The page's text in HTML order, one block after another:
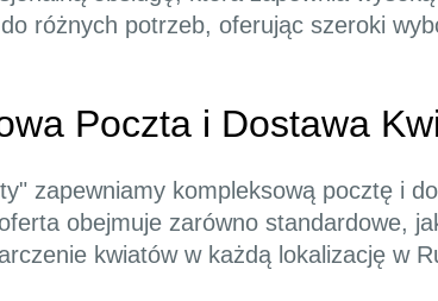
różnych potrzeb, oferując szeroki
Poczta i Dostawa
zapewniamy kompleksową pocztę i
obejmuje zarówno standardowe,
kwiatów w każdą lokalizację w